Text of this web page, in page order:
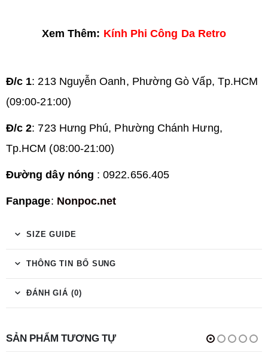
Xem Thêm: Kính Phi Công Da Retro
Đ/c 1: 213 Nguyễn Oanh, Phường Gò Vấp, Tp.HCM
(09:00-21:00)
Đ/c 2: 723 Hưng Phú, Phường Chánh Hưng,
Tp.HCM (08:00-21:00)
Đường dây nóng : 0922.656.405
Fanpage: Nonpoc.net
SIZE GUIDE
THÔNG TIN BỔ SUNG
ĐÁNH GIÁ (0)
SẢN PHẨM TƯƠNG TỰ